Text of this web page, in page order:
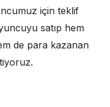
için teklif
satıp hem
de para kazanan